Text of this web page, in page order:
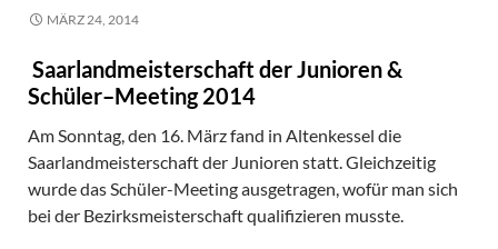
MÄRZ 24, 2014
Saarlandmeisterschaft der Junioren &
Schüler–Meeting 2014
Am Sonntag, den 16. März fand in Altenkessel die
Saarlandmeisterschaft der Junioren statt. Gleichzeitig
wurde das Schüler-Meeting ausgetragen, wofür man sich
bei der Bezirksmeister­schaft qualifizieren musste.